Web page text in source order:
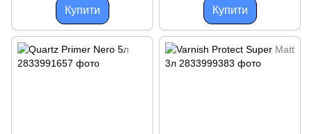
Купити Купити